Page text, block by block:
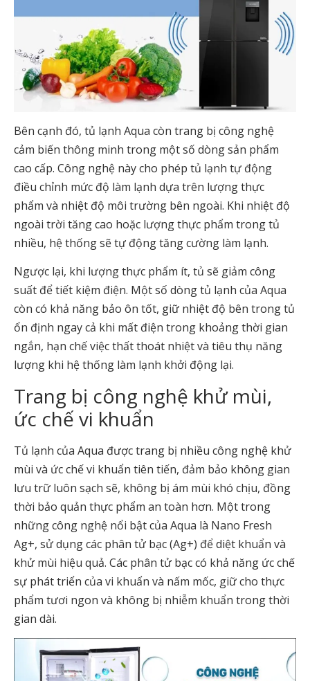
Bên cạnh đó, tủ lạnh Aqua còn trang bị công nghệ
cảm biến thông minh trong một số dòng sản phẩm
cao cấp. Công nghệ này cho phép tủ lạnh tự động
điều chỉnh mức độ làm lạnh dựa trên lượng thực
phẩm và nhiệt độ môi trường bên ngoài. Khi nhiệt độ
ngoài trời tăng cao hoặc lượng thực phẩm trong tủ
nhiều, hệ thống sẽ tự động tăng cường làm lạnh.
Ngược lại, khi lượng thực phẩm ít, tủ sẽ giảm công
suất để tiết kiệm điện. Một số dòng tủ lạnh của Aqua
còn có khả năng bảo ôn tốt, giữ nhiệt độ bên trong tủ
ổn định ngay cả khi mất điện trong khoảng thời gian
ngắn, hạn chế việc thất thoát nhiệt và tiêu thụ năng
lượng khi hệ thống làm lạnh khởi động lại.
Trang bị công nghệ khử mùi,
ức chế vi khuẩn
Tủ lạnh của Aqua được trang bị nhiều công nghệ khử
mùi và ức chế vi khuẩn tiên tiến, đảm bảo không gian
lưu trữ luôn sạch sẽ, không bị ám mùi khó chịu, đồng
thời bảo quản thực phẩm an toàn hơn. Một trong
những công nghệ nổi bật của Aqua là Nano Fresh
Ag+, sử dụng các phân tử bạc (Ag+) để diệt khuẩn và
khử mùi hiệu quả. Các phân tử bạc có khả năng ức chế
sự phát triển của vi khuẩn và nấm mốc, giữ cho thực
phẩm tươi ngon và không bị nhiễm khuẩn trong thời
gian dài.